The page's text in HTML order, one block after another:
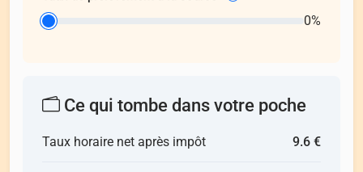
0%
Ce qui tombe dans votre poche
Taux horaire net après impôt 9.6 €